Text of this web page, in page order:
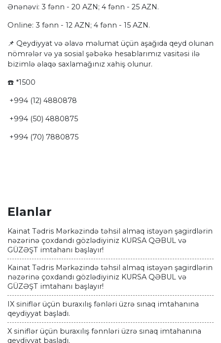
Elanlar
Kainat Tədris Mərkəzində təhsil almaq istəyən şagirdlərin
nəzərinə çoxdandı gözlədiyiniz KURSA QƏBUL və
GÜZƏŞT imtahanı başlayır!
Kainat Tədris Mərkəzində təhsil almaq istəyən şagirdlərin
nəzərinə çoxdandı gözlədiyiniz KURSA QƏBUL və
GÜZƏŞT imtahanı başlayır!
IX siniflər üçün buraxılış fənləri üzrə sınaq imtahanına
qeydiyyat başladı.
X siniflər üçün buraxılış fənnləri üzrə sınaq imtahanına
qeydiyyat başladı.
Ənənəvi: 3 fənn - 20 AZN; 4 fənn - 25 AZN.
Online: 3 fənn - 12 AZN; 4 fənn - 15 AZN.
📌 Qeydiyyat və əlavə məlumat üçün aşağıda qeyd olunan
nömrələr və ya sosial şəbəkə hesablarımız vasitəsi ilə
bizimlə əlaqə saxlamağınız xahiş olunur.
☎️ *1500
+994 (12) 4880878
+994 (50) 4880875
+994 (70) 7880875